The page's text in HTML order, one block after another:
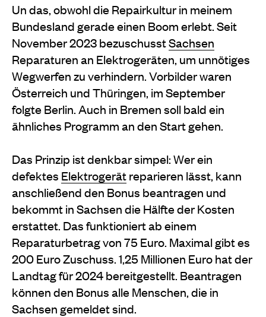
Un das, obwohl die Repairkultur in meinem
Bundesland gerade einen Boom erlebt. Seit
November 2023 bezuschusstSachsen
Reparaturen an Elektrogeräten, um unnötiges
Wegwerfen zu verhindern. Vorbilder waren
Österreich und Thüringen, im September
folgte Berlin. Auch in Bremen soll bald ein
ähnliches Programm an den Start gehen.
Das Prinzip ist denkbar simpel: Wer ein
defektes Elektrogerätreparieren lässt, kann
anschließend den Bonus beantragen und
bekommt in Sachsen die Hälfte der Kosten
erstattet. Das funktioniert ab einem
Reparaturbetrag von 75 Euro. Maximal gibt es
200 Euro Zuschuss. 1,25 Millionen Euro hat der
Landtag für 2024 bereitgestellt. Beantragen
können den Bonus alle Menschen, die in
Sachsen gemeldet sind.